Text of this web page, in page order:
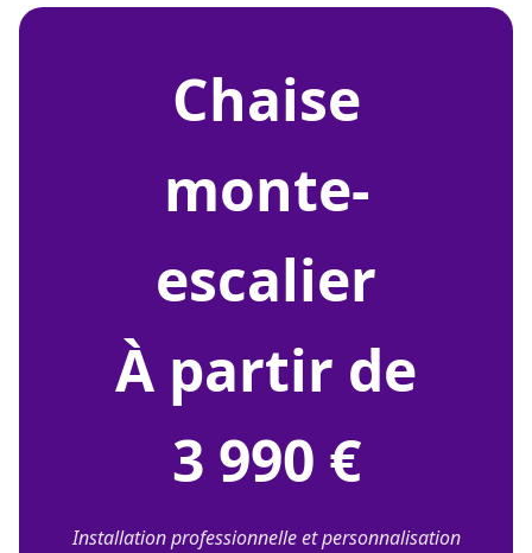
chaise
monte-
escalier
À partir de
3 990 €
Installation professionnelle et personnalisation